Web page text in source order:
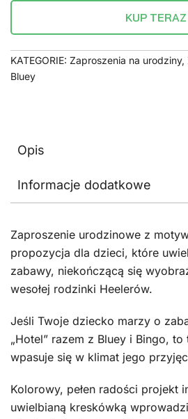
KUP TERAZ
KATEGORIE: Zaproszenia na urodziny,
Bluey
Opis
Informacje dodatkowe
Zaproszenie urodzinowe z
propozycja dla dzieci, które
zabawy, niekończącą się
wesołej rodzinki Heelerów.
Jeśli Twoje dziecko marzy o
„Hotel” razem z Bluey i Bingo,
wpasuje się w klimat jego
Kolorowy, pełen radości projekt
uwielbianą kreskówką